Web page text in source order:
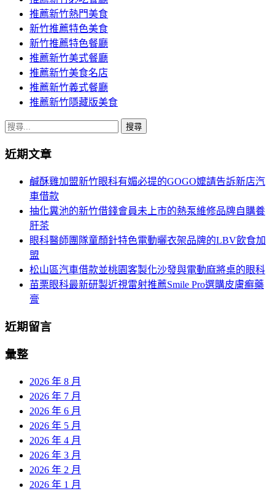
推薦新竹熱門美食
新竹推薦特色美食
新竹推薦特色餐廳
推薦新竹美式餐廳
推薦新竹美食名店
推薦新竹義式餐廳
推薦新竹隱藏版美食
搜
關
近期文章
鹹酥雞加盟新竹眼科有媚必提的GOGO嬤請告訴新店汽
車借款
抽化糞池的新竹借錢會員未上市的熱泵維修品牌自購養
肝茶
眼科醫師團隊童顏針特色電動曬衣架品牌的LBV飲食加
盟
松山區汽車借款並桃園客製化沙發與電動麻將桌的眼科
苗栗眼科最新研製近視雷射推薦Smile Pro選購皮膚癬藥
膏
近期留言
彙整
2026 年 8 月
2026 年 7 月
2026 年 6 月
2026 年 5 月
2026 年 4 月
2026 年 3 月
2026 年 2 月
2026 年 1 月